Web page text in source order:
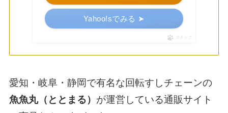
Yahoo!sでみる ➤
ポチップ
愛知・岐阜・静岡で有名な回転すしチェーンの
魚魚丸（ととまる） が運営している通販サイト